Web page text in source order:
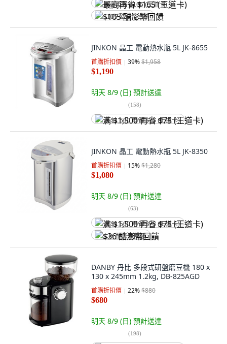
最高再省 $165 (王道卡)
$105 酷澎幣回饋
JINKON 晶工 電動熱水瓶 5L JK-8655
首購折扣價 39%$1,958
$1,190
明天 8/9 (日) 預計送達
(158)
满 $1,500 再省 $75 (王道卡)
JINKON 晶工 電動熱水瓶 5L JK-8350
首購折扣價 15%$1,280
$1,080
明天 8/9 (日) 預計送達
(63)
满 $1,500 再省 $75 (王道卡)
$36 酷澎幣回饋
DANBY 丹比 多段式研盤磨豆機 180 x
130 x 245mm 1.2kg, DB-825AGD
首購折扣價 22%$880
$680
明天 8/9 (日) 預計送達
(198)